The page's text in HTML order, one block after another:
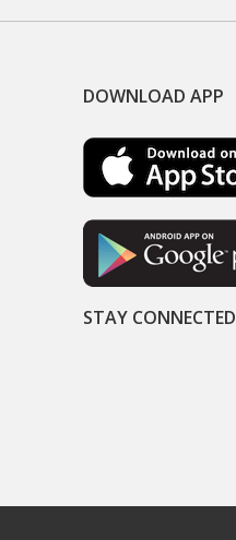
DOWNLOAD APP
STAY CONNECTED